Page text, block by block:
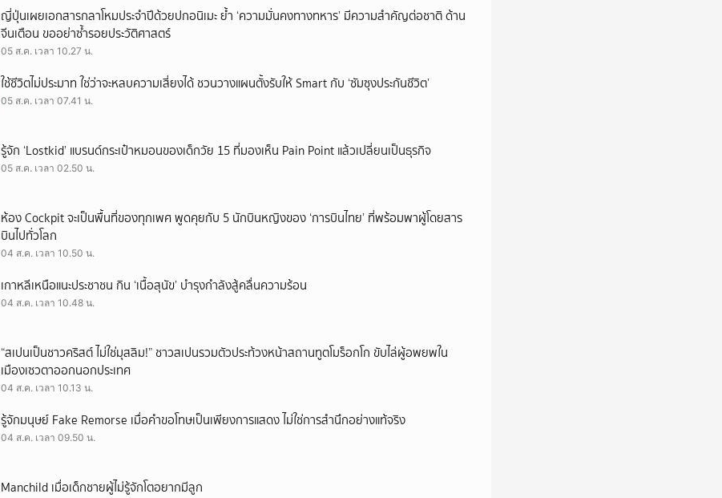
ญี่ปุ่นเผยเอกสารกลาโหมประจำปีด้วยปกอนิเมะ ย้ำ ‘ความมั่นคงทางทหาร’ มีความสำคัญต่อชาติ ด้าน
จีนเตือน ขออย่าซ้ำรอยประวัติศาสตร์
05 ส.ค. เวลา 10.27 น.
ใช้ชีวิตไม่ประมาท ใช่ว่าจะหลบความเสี่ยงได้ ชวนวางแผนตั้งรับให้ Smart กับ ‘ซัมซุงประกันชีวิต’
05 ส.ค. เวลา 07.41 น.
รู้จัก ‘Lostkid’ แบรนด์กระเป๋าหมอนของเด็กวัย 15 ที่มองเห็น Pain Point แล้วเปลี่ยนเป็นธุรกิจ
05 ส.ค. เวลา 02.50 น.
ห้อง Cockpit จะเป็นพื้นที่ของทุกเพศ พูดคุยกับ 5 นักบินหญิงของ ‘การบินไทย’ ที่พร้อมพาผู้โดยสาร
บินไปทั่วโลก
04 ส.ค. เวลา 10.50 น.
เกาหลีเหนือแนะประชาชน กิน ‘เนื้อสุนัข’ บำรุงกำลังสู้คลื่นความร้อน
04 ส.ค. เวลา 10.48 น.
“สเปนเป็นชาวคริสต์ ไม่ใช่มุสลิม!” ชาวสเปนรวมตัวประท้วงหน้าสถานทูตโมร็อกโก ขับไล่ผู้อพยพใน
เมืองเซวตาออกนอกประเทศ
04 ส.ค. เวลา 10.13 น.
รู้จักมนุษย์ Fake Remorse เมื่อคำขอโทษเป็นเพียงการแสดง ไม่ใช่การสำนึกอย่างแท้จริง
04 ส.ค. เวลา 09.50 น.
Manchild เมื่อเด็กชายผู้ไม่รู้จักโตอยากมีลูก